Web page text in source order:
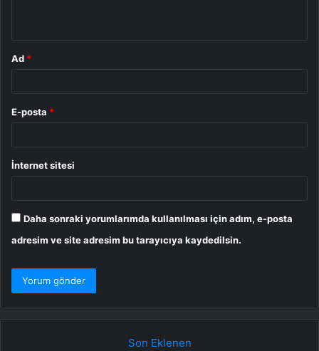
Ad *
E-posta *
İnternet sitesi
Daha sonraki yorumlarımda kullanılması için adım, e-posta
adresim ve site adresim bu tarayıcıya kaydedilsin.
Son Eklenen